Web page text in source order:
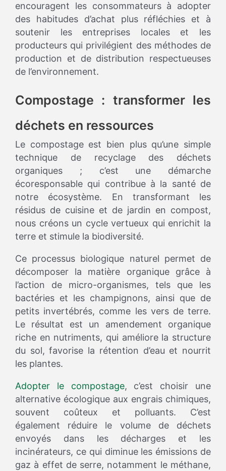
encouragent les consommateurs à adopter
des habitudes d’achat plus réfléchies et à
soutenir les entreprises locales et les
producteurs qui privilégient des méthodes de
production et de distribution respectueuses
de l’environnement.
Compostage : transformer les
déchets en ressources
Le compostage est bien plus qu’une simple
technique de recyclage des déchets
organiques ; c’est une démarche
écoresponsable qui contribue à la santé de
notre écosystème. En transformant les
résidus de cuisine et de jardin en compost,
nous créons un cycle vertueux qui enrichit la
terre et stimule la biodiversité.
Ce processus biologique naturel permet de
décomposer la matière organique grâce à
l’action de micro-organismes, tels que les
bactéries et les champignons, ainsi que de
petits invertébrés, comme les vers de terre.
Le résultat est un amendement organique
riche en nutriments, qui améliore la structure
du sol, favorise la rétention d’eau et nourrit
les plantes.
Adopter le compostage, c’est choisir une
alternative écologique aux engrais chimiques,
souvent coûteux et polluants. C’est
également réduire le volume de déchets
envoyés dans les décharges et les
incinérateurs, ce qui diminue les émissions de
gaz à effet de serre, notamment le méthane,